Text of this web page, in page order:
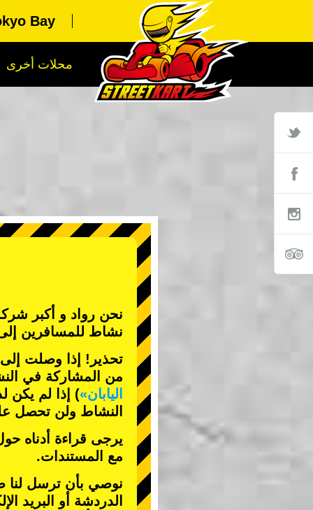
Bay
محلات أخرى
نحن رواد و أكبر
نشاط للمسافرين
تحذير! إذا وصلت إلى
من المشاركة في
اليابان») إذا لم يكن
النشاط ولن تحصل
يرجى قراءة أدناه
مع المستندات.
نوصي بأن ترسل لنا
الدردشة أو البريد